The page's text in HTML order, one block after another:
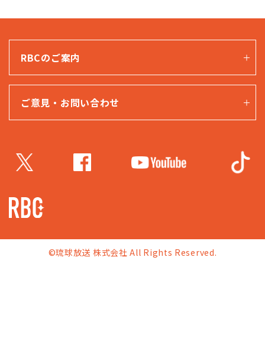
RBCのご案内
ご意見・お問い合わせ
©琉球放送 株式会社 All Rights Reserved.